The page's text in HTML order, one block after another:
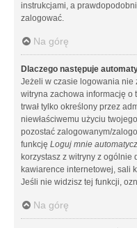
instrukcjami, a
zalogować.
Na górę
Dlaczego następuje
Jeżeli w czasie logowania nie
witryna zachowa informację o
trwał tylko określony przez
niewłaściwemu użyciu
pozostać zalogowanym/
funkcję Loguj mnie
korzystasz z witryny z
kawiarence internetowej, sali
Jeśli nie widzisz tej funkcji,
Na górę